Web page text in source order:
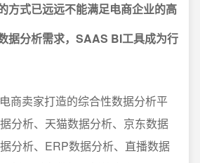
方式已远远不能满足电商企业的高
据分析需求，SAAS BI工具成为行
商卖家打造的综合性数据分析平
分析、天猫数据分析、京东数据
分析、ERP数据分析、直播数据